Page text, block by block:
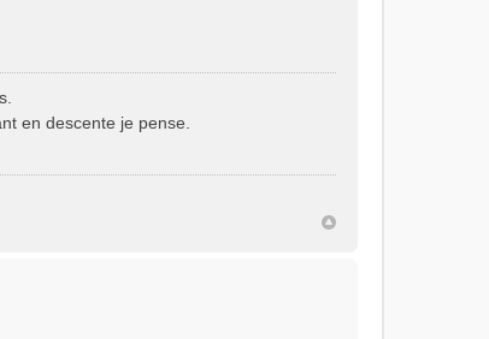
en descente je pense.